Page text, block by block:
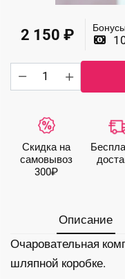
2 150 ₽ Бонусы
Количество
товара
нежным
пионом
Скидка на
самовывоз
300₽
Описание
Очаровательная
шляпной коробке.